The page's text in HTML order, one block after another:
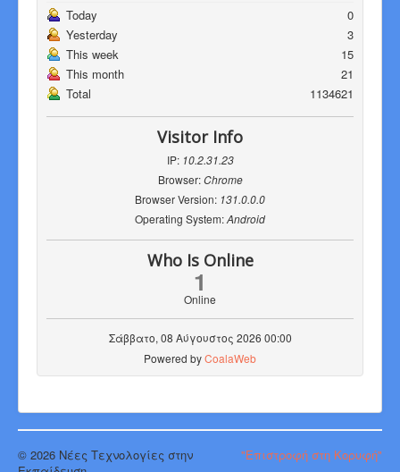
Today
0
Yesterday
3
This week
15
This month
21
Total
1134621
Visitor Info
IP: 10.2.31.23
Browser:Chrome
Browser Version: 131.0.0.0
Operating System:Android
Who Is Online
1
Online
Σάββατο, 08 Αύγουστος 2026 00:00
Powered byCoalaWeb
"Επιστροφή στη Κορυφή"
© 2026 Νέες Τεχνολογίες στην